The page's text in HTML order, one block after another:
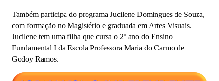
Também participa do programa Jucilene Domingues de Souza,
com formação no Magistério e graduada em Artes Visuais.
Jucilene tem uma filha que cursa o 2º ano do Ensino
Fundamental I da Escola Professora Maria do Carmo de
Godoy Ramos.